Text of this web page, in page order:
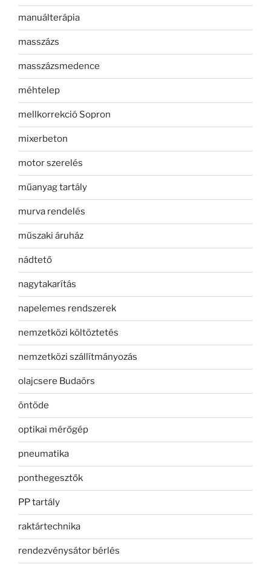
manuálterápia
masszázs
masszázsmedence
méhtelep
mellkorrekció Sopron
mixerbeton
motor szerelés
műanyag tartály
murva rendelés
műszaki áruház
nádtető
nagytakarítás
napelemes rendszerek
nemzetközi költöztetés
nemzetközi szállítmányozás
olajcsere Budaörs
öntöde
optikai mérőgép
pneumatika
ponthegesztők
PP tartály
raktártechnika
rendezvénysátor bérlés